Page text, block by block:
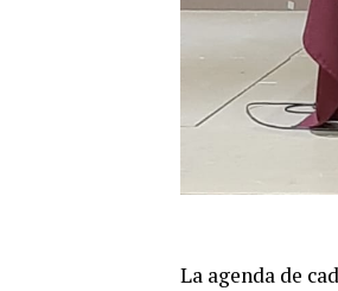
La agenda de